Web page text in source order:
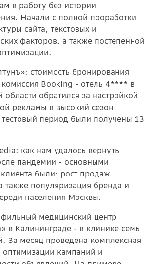
в работу без истории
Начали с полной проработки
сайта, текстовых и
факторов, а также постепенной
стоимость бронирования
Booking - отель 4**** в
области обратился за настройкой
рекламы в высокий сезон.
тестовый период были получены 13
как нам удалось вернуть
пандемии - основными
были: рост продаж
также популяризация бренда и
населения Москвы.
медицинский центр
в Калининграде - в клинике семь
За месяц проведена комплексная
оптимизации кампаний и